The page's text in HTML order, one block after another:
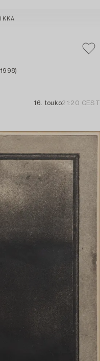
16. touko21:20 CEST